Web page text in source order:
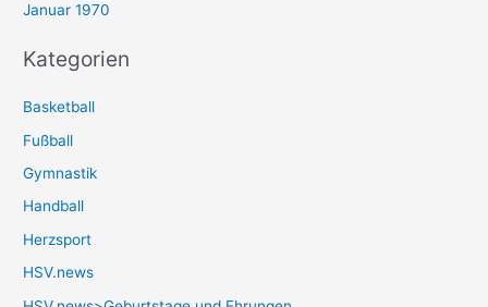
Januar 1970
Kategorien
Basketball
Fußball
Gymnastik
Handball
Herzsport
HSV.news